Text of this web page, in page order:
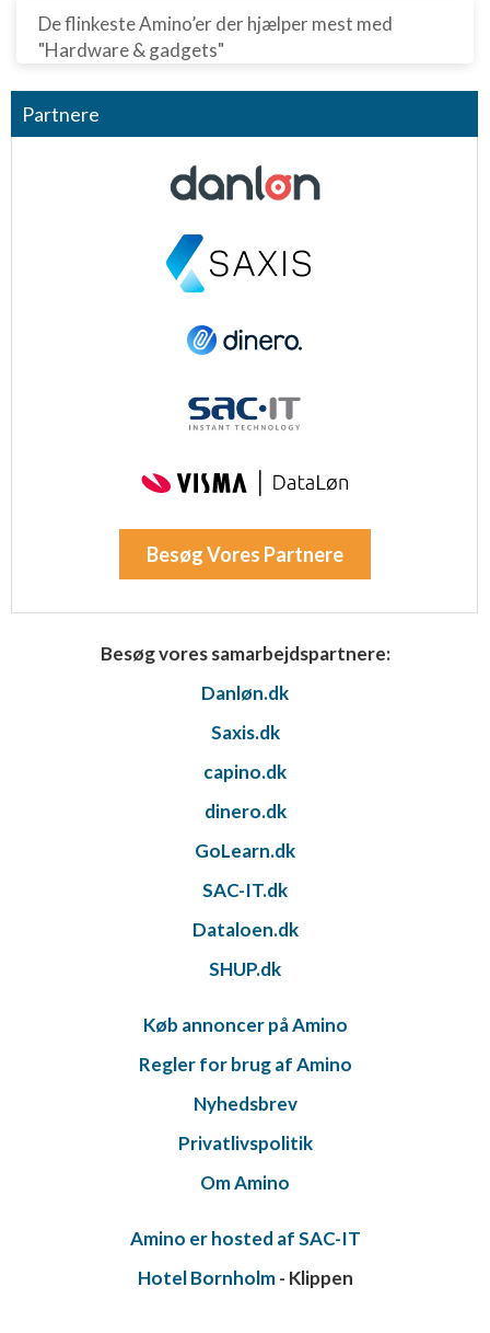
De flinkeste Amino’er der hjælper mest med
"Hardware & gadgets"
Partnere
Besøg Vores Partnere
Besøg vores samarbejdspartnere:
Danløn.dk
Saxis.dk
capino.dk
dinero.dk
GoLearn.dk
SAC-IT.dk
Dataloen.dk
SHUP.dk
Køb annoncer på Amino
Regler for brug af Amino
Nyhedsbrev
Privatlivspolitik
Om Amino
Amino er hosted af SAC-IT
Hotel Bornholm- Klippen